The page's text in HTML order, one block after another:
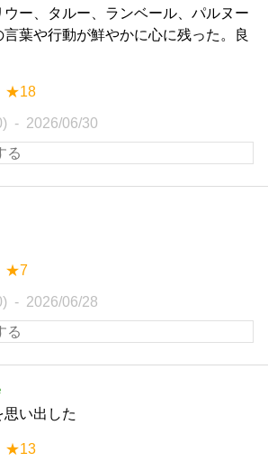
ウー、タルー、ランベール、パルヌー
葉や行動が鮮やかに心に残った。良
★18
2026/06/30
★7
2026/06/28
思い出した
★13